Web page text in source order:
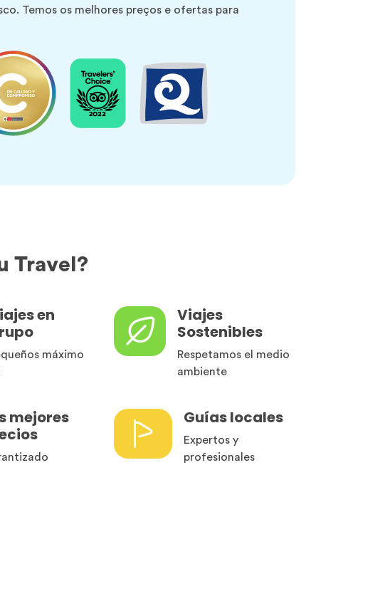
Temos os melhores preços e ofertas para
Travel?
en
máximo
Viajes
Sostenibles
Respetamos el medio
ambiente
mejores
Guías locales
Expertos y
profesionales